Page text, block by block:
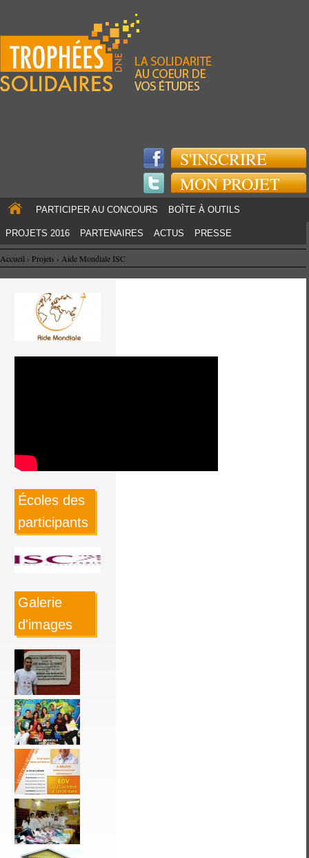
S'INSCRIRE
MON PROJET
PARTICIPER AU CONCOURS BOÎTE À OUTILS
PROJETS 2016 PARTENAIRES ACTUS PRESSE
Accueil › Projets › Aide Mondiale ISC
Écoles des
participants
Galerie
d'images